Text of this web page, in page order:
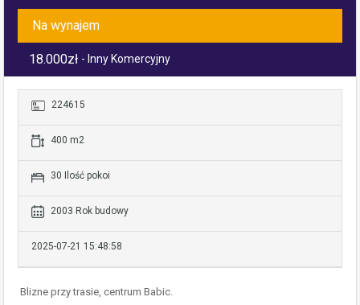
Na wynajem
18.000zł - Inny Komercyjny
224615
400 m2
30 Ilość pokoi
2003 Rok budowy
2025-07-21 15:48:58
Blizne przy trasie, centrum Babic.